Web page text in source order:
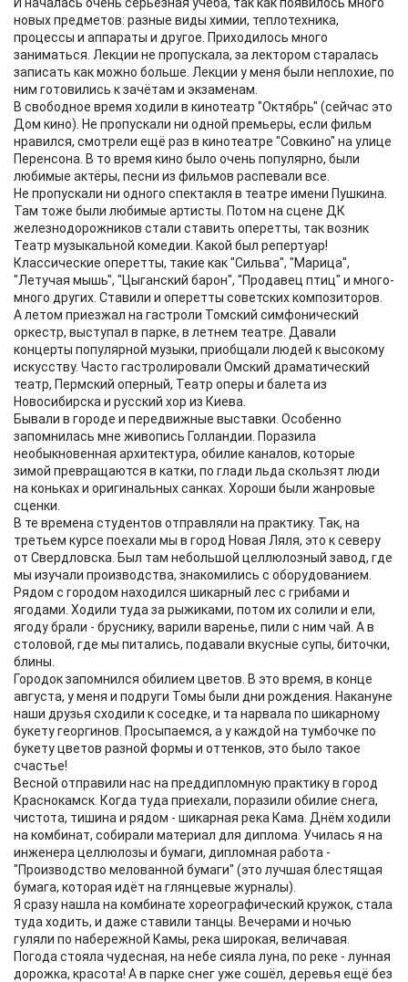
новых предметов: разные виды химии, теплотехника,
процессы и аппараты и другое. Приходилось много
заниматься. Лекции не пропускала, за лектором старалась
записать как можно больше. Лекции у меня были неплохие, по
ним готовились к зачётам и экзаменам.
В свободное время ходили в кинотеатр "Октябрь" (сейчас это
Дом кино). Не пропускали ни одной премьеры, если фильм
нравился, смотрели ещё раз в кинотеатре "Совкино" на улице
Перенсона. В то время кино было очень популярно, были
любимые актёры, песни из фильмов распевали все.
Не пропускали ни одного спектакля в театре имени Пушкина.
Там тоже были любимые артисты. Потом на сцене ДК
железнодорожников стали ставить оперетты, так возник
Театр музыкальной комедии. Какой был репертуар!
Классические оперетты, такие как "Сильва", "Марица",
"Летучая мышь", "Цыганский барон", "Продавец птиц" и много-
много других. Ставили и оперетты советских композиторов.
А летом приезжал на гастроли Томский симфонический
оркестр, выступал в парке, в летнем театре. Давали
концерты популярной музыки, приобщали людей к высокому
искусству. Часто гастролировали Омский драматический
театр, Пермский оперный, Театр оперы и балета из
Новосибирска и русский хор из Киева.
Бывали в городе и передвижные выставки. Особенно
запомнилась мне живопись Голландии. Поразила
необыкновенная архитектура, обилие каналов, которые
зимой превращаются в катки, по глади льда скользят люди
на коньках и оригинальных санках. Хороши были жанровые
сценки.
В те времена студентов отправляли на практику. Так, на
третьем курсе поехали мы в город Новая Ляля, это к северу
от Свердловска. Был там небольшой целлюлозный завод, где
мы изучали производства, знакомились с оборудованием.
Рядом с городом находился шикарный лес с грибами и
ягодами. Ходили туда за рыжиками, потом их солили и ели,
ягоду брали - бруснику, варили варенье, пили с ним чай. А в
столовой, где мы питались, подавали вкусные супы, биточки,
блины.
Городок запомнился обилием цветов. В это время, в конце
августа, у меня и подруги Томы были дни рождения. Накануне
наши друзья сходили к соседке, и та нарвала по шикарному
букету георгинов. Просыпаемся, а у каждой на тумбочке по
букету цветов разной формы и оттенков, это было такое
счастье!
Весной отправили нас на преддипломную практику в город
Краснокамск. Когда туда приехали, поразили обилие снега,
чистота, тишина и рядом - шикарная река Кама. Днём ходили
на комбинат, собирали материал для диплома. Училась я на
инженера целлюлозы и бумаги, дипломная работа -
"Производство мелованной бумаги" (это лучшая блестящая
бумага, которая идёт на глянцевые журналы).
Я сразу нашла на комбинате хореографический кружок, стала
туда ходить, и даже ставили танцы. Вечерами и ночью
гуляли по набережной Камы, река широкая, величавая.
Погода стояла чудесная, на небе сияла луна, по реке - лунная
дорожка, красота! А в парке снег уже сошёл, деревья ещё без